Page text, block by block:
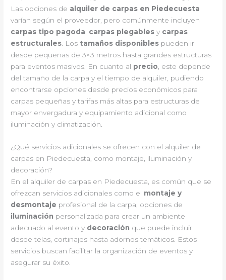
Las opciones de alquiler de carpas en Piedecuesta
varían según el proveedor, pero comúnmente incluyen
carpas tipo pagoda carpas plegables y carpas
estructurales . Los tamaños disponibles pueden ir
desde pequeñas de 3×3 metros hasta grandes estructuras
para eventos masivos. En cuanto al precio , este depende
del tamaño de la carpa y el tiempo de alquiler, pudiendo
encontrarse opciones desde precios económicos para
carpas pequeñas y tarifas más altas para estructuras de
mayor envergadura y equipamiento adicional como
iluminación y climatización.
¿Qué servicios adicionales se ofrecen con el alquiler de
carpas en Piedecuesta, como montaje, iluminación y
decoración?
En el alquiler de carpas en Piedecuesta, es común que se
ofrezcan servicios adicionales como el montaje y
desmontaje profesional de la carpa, opciones de
iluminación personalizada para crear un ambiente
adecuado al evento y decoración que puede incluir
desde telas, cortinajes hasta adornos temáticos. Estos
servicios buscan facilitar la organización de eventos y
asegurar su éxito.